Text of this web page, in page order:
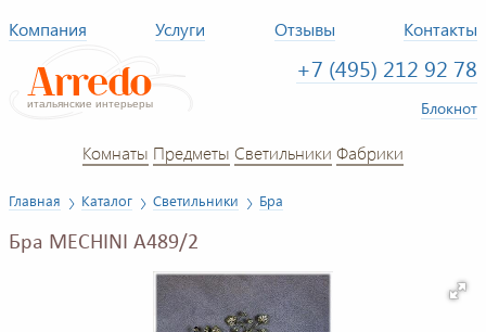
Компания Услуги Отзывы Контакты
+7 (495) 212 92 78
Блокнот
Комнаты Предметы Светильники Фабрики
Главная Каталог Светильники Бра
Бра MECHINI A489/2